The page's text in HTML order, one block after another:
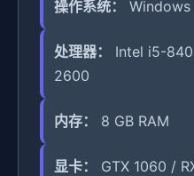
操作系统： Windows
处理器：
Intel i5-
2600
内存： 8 GB RAM
显卡： GTX 1060 /